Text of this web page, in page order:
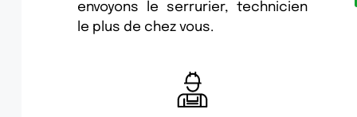
envoyons le serrurier, technicien
le plus de chez vous.